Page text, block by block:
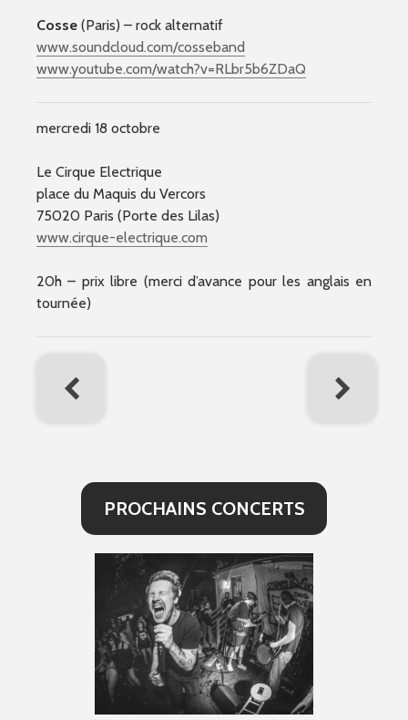
Cosse (Paris) – rock alternatif
www.soundcloud.com/cosseband
www.youtube.com/watch?v=RLbr5b6ZDaQ
mercredi 18 octobre
Le Cirque Electrique
place du Maquis du Vercors
75020 Paris (Porte des Lilas)
www.cirque-electrique.com
20h – prix libre (merci d’avance pour les anglais en
tournée)
PROCHAINS CONCERTS